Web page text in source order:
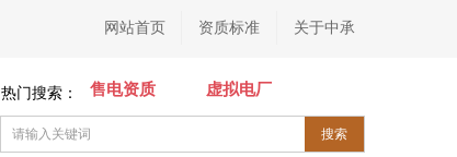
网站首页 资质标准 关于中承
热门搜索： 售电资质 虚拟电厂
搜索